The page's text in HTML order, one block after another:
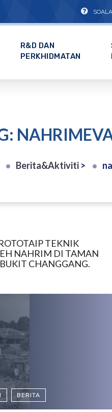
R&D DAN
PERKHIDMATAN
Berita&Aktiviti >
TEKNIK
NAHRIM DI TAMAN
CHANGGANG.
BERITA